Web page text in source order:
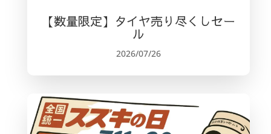
【数量限定】タイヤ売り尽くしセー
ル
2026/07/26